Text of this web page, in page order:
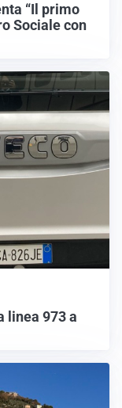
“Il primo
Sociale con
linea 973 a